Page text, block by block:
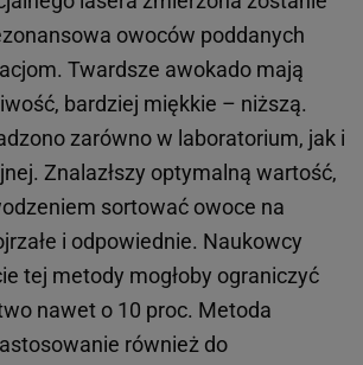
owoców poddanych
Twardsze awokado mają
bardziej miękkie – niższą.
zarówno w laboratorium, jak i
Znalazłszy optymalną wartość,
sortować owoce na
i odpowiednie. Naukowcy
tej metody mogłoby ograniczyć
nawet o 10 proc. Metoda
również do